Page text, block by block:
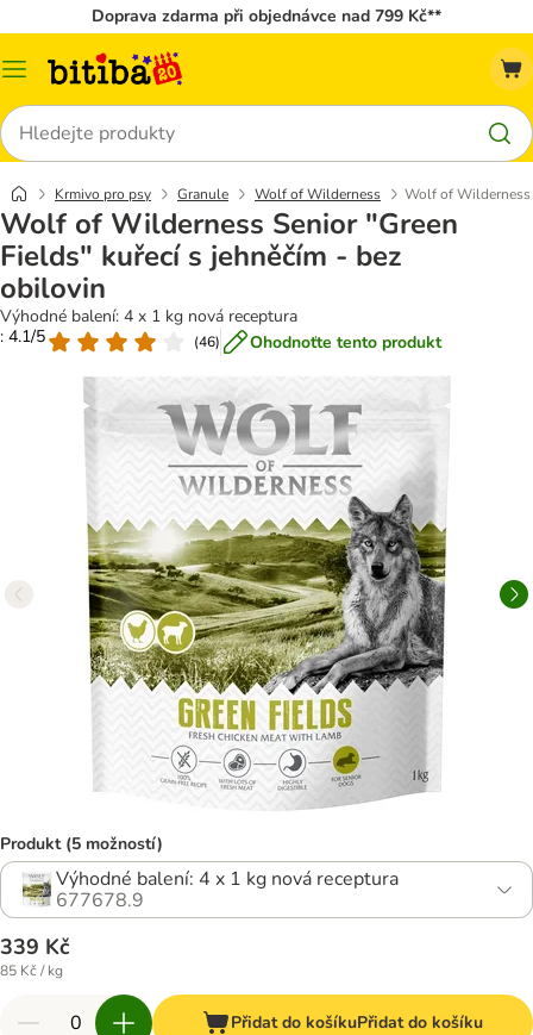
Doprava zdarma při objednávce nad 799 Kč**
Kategorie
Hledat
Krmivo pro psy Granule Wolf of Wilderness Wolf of Wilderness
Wolf of Wilderness Senior "Green
Fields" kuřecí s jehněčím - bez
obilovin
Výhodné balení: 4 x 1 kg nová receptura
: 4.1/5
(46) Ohodnoťte tento produkt
Produkt (5 možností)
Výhodné balení: 4 x 1 kg nová receptura
677678.9
339 Kč
85 Kč / kg
Přidat do košíkuPřidat do košíku